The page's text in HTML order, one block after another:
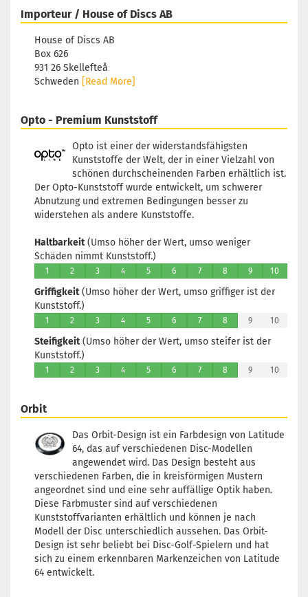
Importeur / House of Discs AB
House of Discs AB
Box 626
931 26 Skellefteå
Schweden [Read More]
Opto - Premium Kunststoff
Opto ist einer der widerstandsfähigsten
Kunststoffe der Welt, der in einer Vielzahl von
schönen durchscheinenden Farben erhältlich ist.
Der Opto-Kunststoff wurde entwickelt, um schwerer
Abnutzung und extremen Bedingungen besser zu
widerstehen als andere Kunststoffe.
Haltbarkeit(Umso höher der Wert, umso weniger
Schäden nimmt Kunststoff.)
1 2 3 4 5 6 7 8 9 10
Griffigkeit(Umso höher der Wert, umso griffiger ist der
Kunststoff.)
1 2 3 4 5 6 7 8 9 10
Steifigkeit(Umso höher der Wert, umso steifer ist der
Kunststoff.)
1 2 3 4 5 6 7 8 9 10
Orbit
Das Orbit-Design ist ein Farbdesign von Latitude
64, das auf verschiedenen Disc-Modellen
angewendet wird. Das Design besteht aus
verschiedenen Farben, die in kreisförmigen Mustern
angeordnet sind und eine sehr auffällige Optik haben.
Diese Farbmuster sind auf verschiedenen
Kunststoffvarianten erhältlich und können je nach
Modell der Disc unterschiedlich aussehen. Das Orbit-
Design ist sehr beliebt bei Disc-Golf-Spielern und hat
sich zu einem erkennbaren Markenzeichen von Latitude
64 entwickelt.